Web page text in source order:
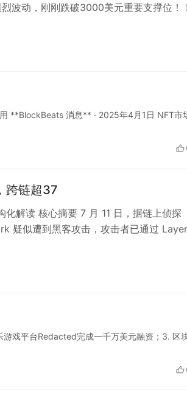
波动，刚刚跌破3000美元重要支撑位！
**BlockBeats 消息** · 2025年4月1日 NFT市
跨链超37
化解读 核心摘要 7 月 11 日，据链上侦探
疑似遭到黑客攻击，攻击者已通过
戏平台Redacted完成一千万美元融资；3. 区